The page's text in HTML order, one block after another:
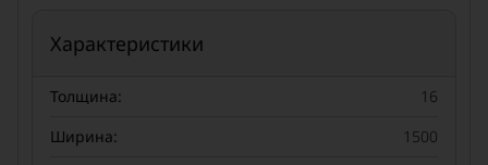
Характеристики
Толщина:
16
Ширина:
1500